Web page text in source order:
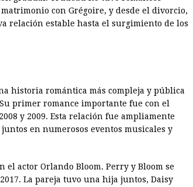
con Grégoire, y desde el divorcio,
relación estable hasta el surgimiento de los
historia romántica más compleja y pública
primer romance importante fue con el
y 2009. Esta relación fue ampliamente
en numerosos eventos musicales y
el actor Orlando Bloom. Perry y Bloom se
La pareja tuvo una hija juntos, Daisy